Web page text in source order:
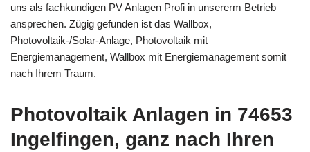
uns als fachkundigen PV Anlagen Profi in unsererm Betrieb
ansprechen. Zügig gefunden ist das Wallbox,
Photovoltaik-/Solar-Anlage, Photovoltaik mit
Energiemanagement, Wallbox mit Energiemanagement somit
nach Ihrem Traum.
Photovoltaik Anlagen in 74653
Ingelfingen, ganz nach Ihren